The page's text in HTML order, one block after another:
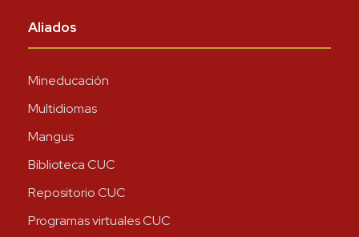
Aliados
Mineducación
Multidiomas
Mangus
Biblioteca CUC
Repositorio CUC
Programas virtuales CUC